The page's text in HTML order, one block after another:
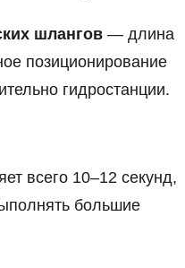
шлангов — длина
позиционирование
гидростанции.
всего 10–12 секунд,
большие